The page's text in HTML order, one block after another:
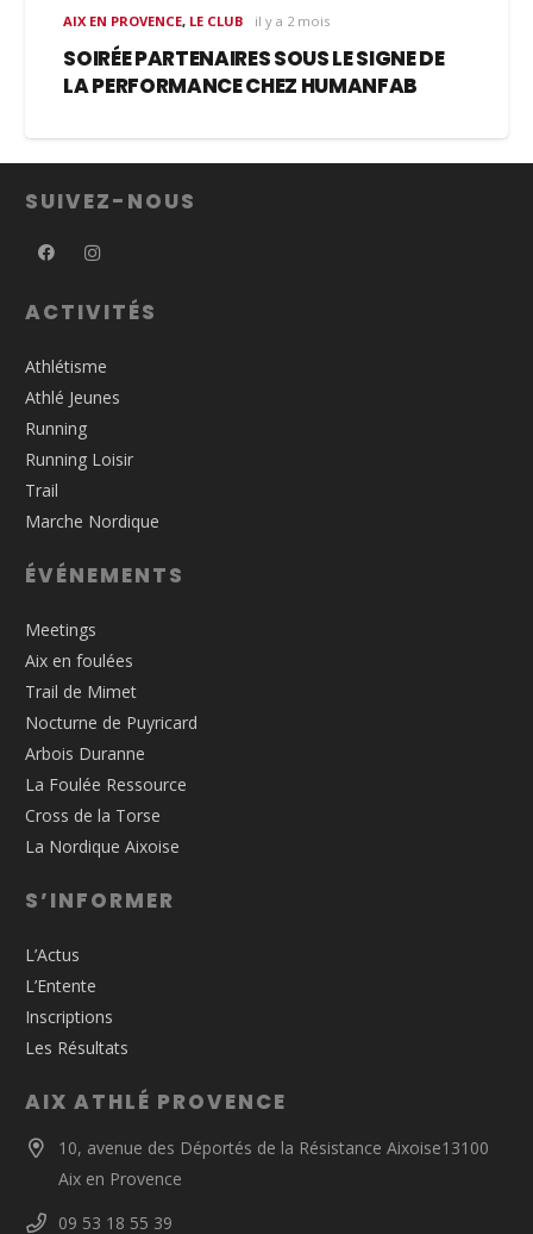
AIX EN PROVENCE, LE CLUB il y a 2 mois
SOIRÉE PARTENAIRES SOUS LE SIGNE DE
LA PERFORMANCE CHEZ HUMANFAB
SUIVEZ-NOUS
ACTIVITÉS
Athlétisme
Athlé Jeunes
Running
Running Loisir
Trail
Marche Nordique
ÉVÉNEMENTS
Meetings
Aix en foulées
Trail de Mimet
Nocturne de Puyricard
Arbois Duranne
La Foulée Ressource
Cross de la Torse
La Nordique Aixoise
S’INFORMER
L’Actus
L’Entente
Inscriptions
Les Résultats
AIX ATHLÉ PROVENCE
10, avenue des Déportés de la Résistance Aixoise13100
Aix en Provence
09 53 18 55 39